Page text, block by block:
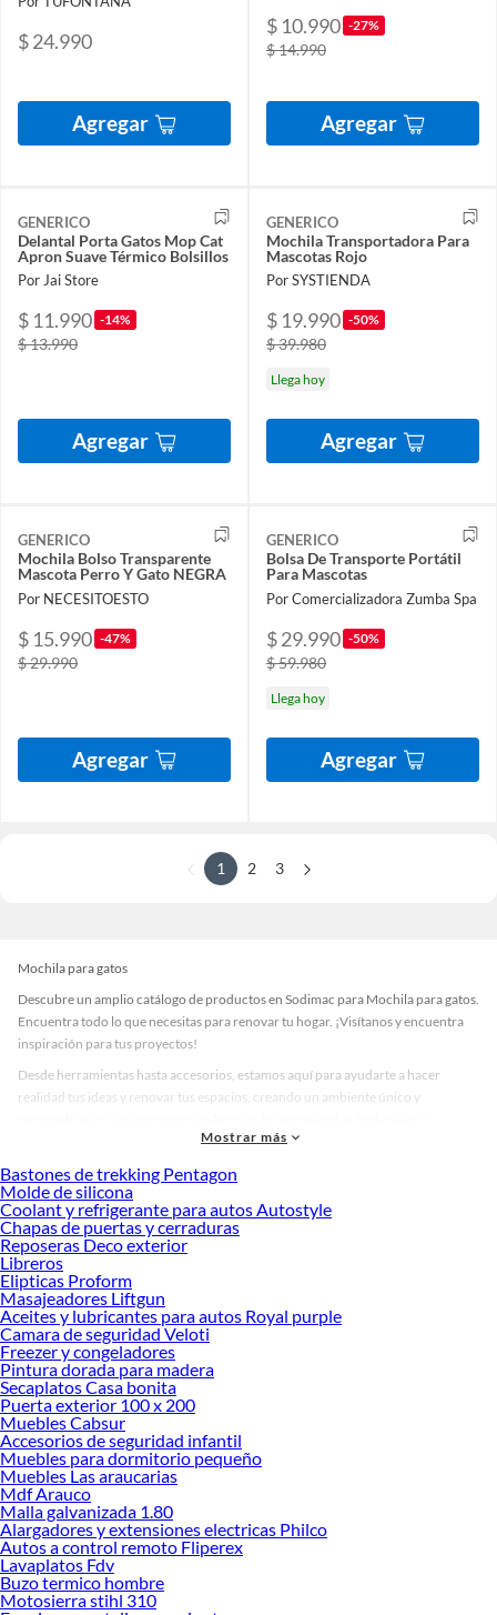
$ 24.990
Agregar
$ 10.990 -27%
$ 14.990
Agregar
GENERICO
Delantal Porta Gatos Mop Cat
Apron Suave Térmico Bolsillos
Por Jai Store
$ 11.990 -14%
$ 13.990
Agregar
GENERICO
Mochila Transportadora Para
Mascotas Rojo
Por SYSTIENDA
$ 19.990 -50%
$ 39.980
Llega hoy
Agregar
GENERICO
Mochila Bolso Transparente
Mascota Perro Y Gato NEGRA
Por NECESITOESTO
$ 15.990 -47%
$ 29.990
Agregar
GENERICO
Bolsa De Transporte Portátil
Para Mascotas
Por Comercializadora Zumba Spa
$ 29.990 -50%
$ 59.980
Llega hoy
Agregar
1 2 3
Mochila para gatos
Descubre un amplio catálogo de productos en Sodimac para Mochila para gatos.
Encuentra todo lo que necesitas para renovar tu hogar. ¡Visítanos y encuentra
inspiración para tus proyectos!
Desde herramientas hasta accesorios, estamos aquí para ayudarte a hacer
realidad tus ideas y renovar tus espacios, creando un ambiente único y
accesorios de calidad que te ayudarán a crear un espacio más tú.
Desde remodelaciones hasta proyectos de decoración, estamos aquí para hacer
tus ideas realidad. ¡Visítanos y encuentra todo lo que tenemos para ofrecerte en
Mochila para gatos!
Explora la variedad de productos de Mochila para gatos en Sodimac
Herramientas, materiales y accesorios de calidad para tus proyectos y
renovación de espacios. ¡Visítanos y descubre todo lo que tenemos para
ofrecerte!
Encuentra una amplia variedad de productos de Mochila para gatos en Sodimac.
Encuentra todo lo necesario para tus proyectos de renovación y decoración.
¡Visítanos y haz tus ideas realidad!
Mostrar más
Bastones de trekking Pentagon
Molde de silicona
Coolant y refrigerante para autos Autostyle
Chapas de puertas y cerraduras
Reposeras Deco exterior
Libreros
Elipticas Proform
Masajeadores Liftgun
Aceites y lubricantes para autos Royal purple
Camara de seguridad Veloti
Freezer y congeladores
Pintura dorada para madera
Secaplatos Casa bonita
Puerta exterior 100 x 200
Muebles Cabsur
Accesorios de seguridad infantil
Muebles para dormitorio pequeño
Muebles Las araucarias
Mdf Arauco
Malla galvanizada 1.80
Alargadores y extensiones electricas Philco
Autos a control remoto Fliperex
Lavaplatos Fdv
Buzo termico hombre
Motosierra stihl 310